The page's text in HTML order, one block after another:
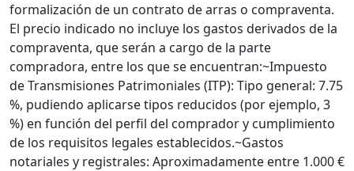
formalización de un contrato de arras o compraventa.
El precio indicado no incluye los gastos derivados de la
compraventa, que serán a cargo de la parte
compradora, entre los que se encuentran:~Impuesto
de Transmisiones Patrimoniales (ITP): Tipo general: 7.75
%, pudiendo aplicarse tipos reducidos (por ejemplo, 3
%) en función del perfil del comprador y cumplimiento
de los requisitos legales establecidos.~Gastos
notariales y registrales: Aproximadamente entre 1.000 €